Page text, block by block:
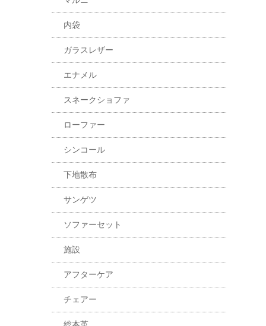
内袋
ガラスレザー
エナメル
スネークショファ
ローファー
シンコール
下地散布
サンゲツ
ソファーセット
施設
アフターケア
チェアー